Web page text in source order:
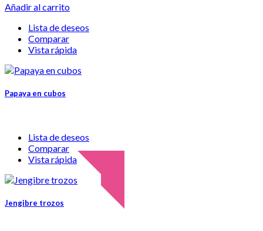
Añadir al carrito
Lista de deseos
Comparar
Vista rápida
Papaya en cubos
Lista de deseos
Comparar
Vista rápida
Jengibre trozos